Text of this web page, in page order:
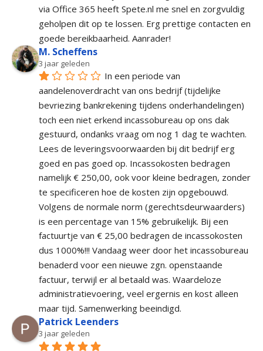
via Office 365 heeft Spete.nl me snel en zorgvuldig
geholpen dit op te lossen. Erg prettige contacten en
goede bereikbaarheid. Aanrader!
M. Scheffens
3 jaar geleden
In een periode van
aandelenoverdracht van ons bedrijf (tijdelijke
bevriezing bankrekening tijdens onderhandelingen)
toch een niet erkend incassobureau op ons dak
gestuurd, ondanks vraag om nog 1 dag te wachten.
Lees de leveringsvoorwaarden bij dit bedrijf erg
goed en pas goed op. Incassokosten bedragen
namelijk € 250,00, ook voor kleine bedragen, zonder
te specificeren hoe de kosten zijn opgebouwd.
Volgens de normale norm (gerechtsdeurwaarders)
is een percentage van 15% gebruikelijk. Bij een
factuurtje van € 25,00 bedragen de incassokosten
dus 1000%!!! Vandaag weer door het incassobureau
benaderd voor een nieuwe zgn. openstaande
factuur, terwijl er al betaald was. Waardeloze
administratievoering, veel ergernis en kost alleen
maar tijd. Samenwerking beeindigd.
Patrick Leenders
3 jaar geleden